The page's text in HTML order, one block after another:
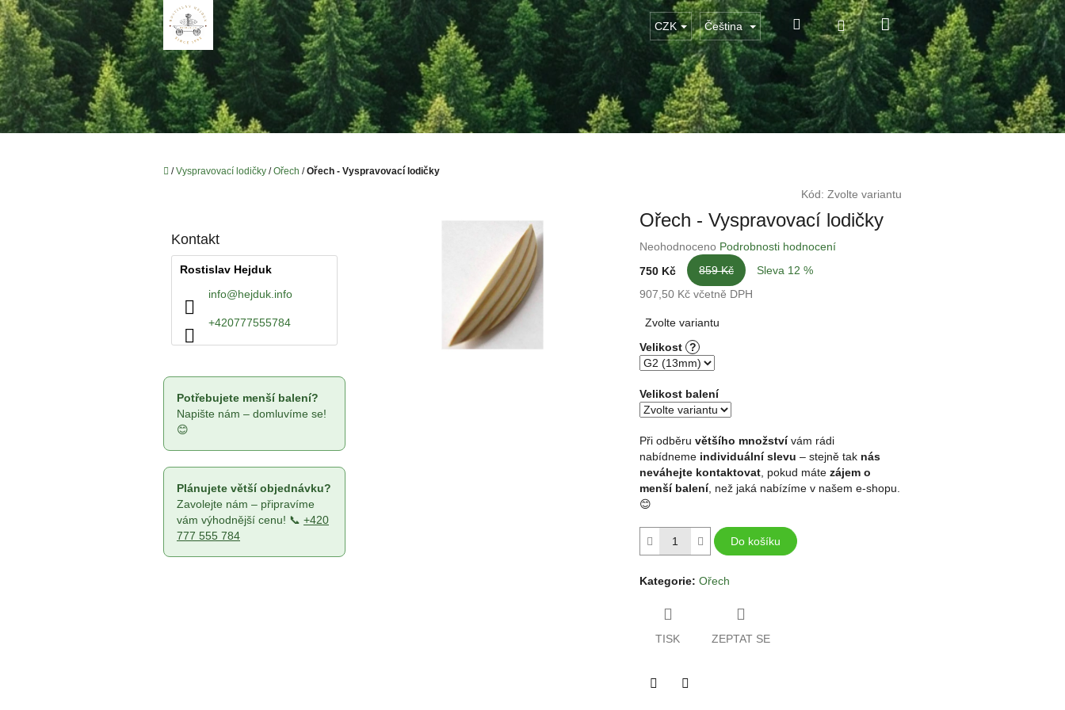
Přejít
na
obsah
CZK Čeština Hledat PřihlášeníNákupní
košík
Domů
/ Vyspravovací lodičky / Ořech / Ořech - Vyspravovací lodičky
Kontakt
Rostislav Hejduk
info@hejduk.info
+420777555784
Potřebujete menší balení?
Napište nám – domluvíme se!
😊
Plánujete větší objednávku?
Zavolejte nám – připravíme
vám výhodnější cenu! 📞 +420
777 555 784
Kód: Zvolte variantu
Ořech - Vyspravovací lodičky
Průměrné
hodnocení
produktu
je
5
hvězdiček.
Neohodnoceno Podrobnosti hodnocení
750 Kč
859 Kč
Sleva 12 %
907,50 Kč včetně DPH
cena:
Zvolte variantu
Velikost ?
Velikost balení
Při odběru většího množstvívám rádi
nabídneme individuální slevu – stejně tak nás
neváhejte kontaktovat, pokud máte zájem o
menší balení, než jaká nabízíme v našem e-shopu.
😊
Do košíku
Kategorie: Ořech
TISK ZEPTAT SE